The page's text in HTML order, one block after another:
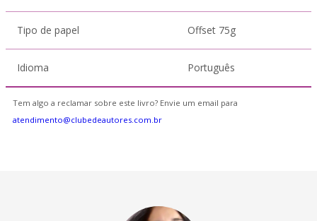
Tipo de papel Offset 75g
Idioma Português
Tem algo a reclamar sobre este livro? Envie um email para
atendimento@clubedeautores.com.br